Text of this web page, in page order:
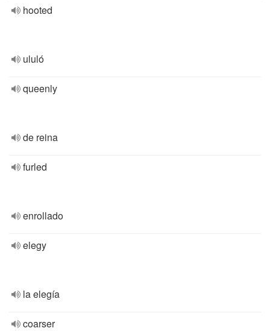
hooted
ululó
queenly
de reina
furled
enrollado
elegy
la elegía
coarser